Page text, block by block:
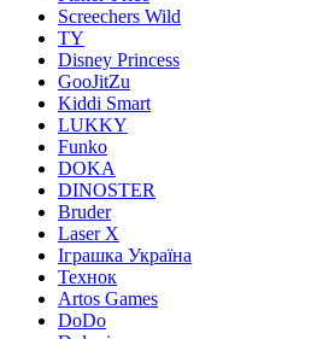
Screechers Wild
TY
Disney Princess
GooJitZu
Kiddi Smart
LUKKY
Funko
DOKA
DINOSTER
Bruder
Laser X
Іграшка Україна
Технок
Artos Games
DoDo